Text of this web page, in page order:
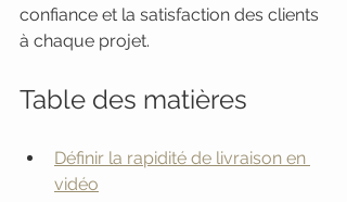
confiance et la satisfaction des clients
à chaque projet.
Table des matières
Définir la rapidité de livraison en
vidéo